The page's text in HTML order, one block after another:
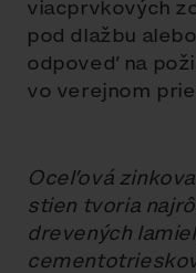
viacprvkových
pod dlažbu
odpoveď na
vo verejnom
Oceľová
stien tvoria
drevených